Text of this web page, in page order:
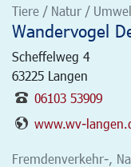
Tiere / Natur /
Wandervogel
Scheffelweg 4
63225 Langen
06103 53909
www.wv-
Fremdenverkehr-,